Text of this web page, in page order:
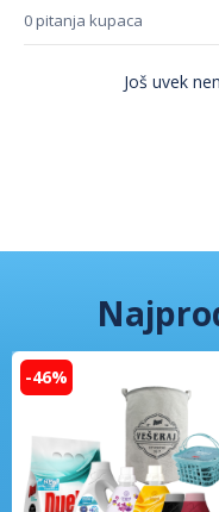
0 pitanja kupaca
Još uvek
-46%